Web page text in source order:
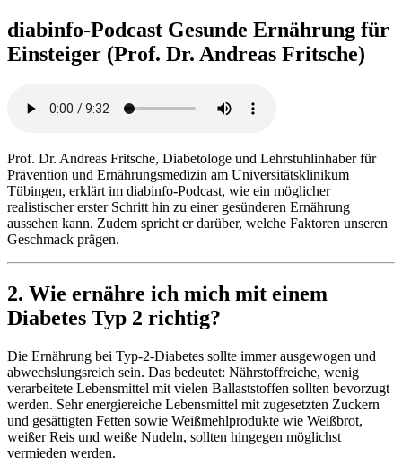
diabinfo-Podcast Ge­sun­de Er­näh­rung für
Einsteiger (Prof. Dr. An­dre­as Frit­sche)
Prof. Dr. Andreas Fritsche, Diabetologe und Lehrstuhlinhaber für
Prävention und Ernährungsmedizin am Universitätsklinikum
Tübingen, erklärt im diabinfo-Podcast, wie ein möglicher
realistischer erster Schritt hin zu einer gesünderen Ernährung
aussehen kann. Zudem spricht er darüber, welche Faktoren unseren
Geschmack prägen.
2. Wie ernähre ich mich mit einem
Diabetes Typ 2 richtig?
Die Ernährung bei Typ-2-Diabetes sollte immer ausgewogen und
abwechslungsreich sein. Das bedeutet: Nährstoffreiche, wenig
verarbeitete Lebensmittel mit vielen Ballaststoffen sollten bevorzugt
werden. Sehr energiereiche Lebensmittel mit zugesetzten Zuckern
und gesättigten Fetten sowie Weißmehlprodukte wie Weißbrot,
weißer Reis und weiße Nudeln, sollten hingegen möglichst
vermieden werden.